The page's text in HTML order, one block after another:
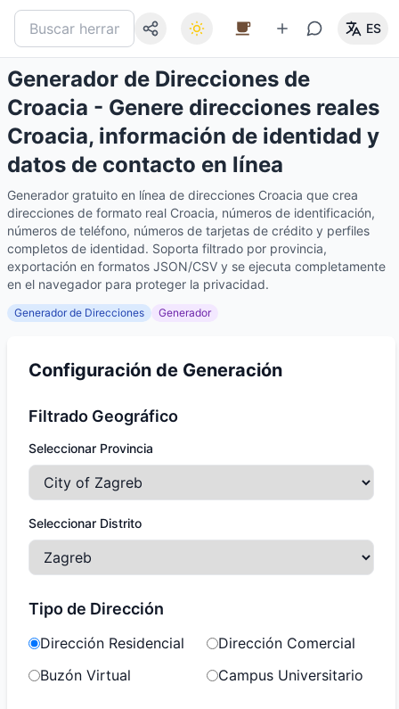
ES
Generador de Direcciones de
Croacia - Genere direcciones reales
Croacia, información de identidad y
datos de contacto en línea
Generador gratuito en línea de direcciones Croacia que crea
direcciones de formato real Croacia, números de identificación,
números de teléfono, números de tarjetas de crédito y perfiles
completos de identidad. Soporta filtrado por provincia,
exportación en formatos JSON/CSV y se ejecuta completamente
en el navegador para proteger la privacidad.
Generador de Direcciones Generador
Configuración de Generación
Filtrado Geográfico
Seleccionar Provincia
Seleccionar Distrito
Tipo de Dirección
Dirección Residencial
Dirección Comercial
Buzón Virtual
Campus Universitario